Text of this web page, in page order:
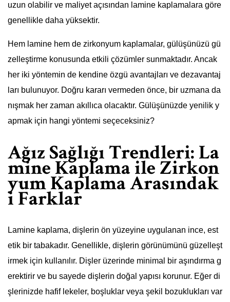
uzun olabilir ve maliyet açısından lamine kaplamalara göre
genellikle daha yüksektir.
Hem lamine hem de zirkonyum kaplamalar, gülüşünüzü gü
zelleştirme konusunda etkili çözümler sunmaktadır. Ancak
her iki yöntemin de kendine özgü avantajları ve dezavantaj
ları bulunuyor. Doğru kararı vermeden önce, bir uzmana da
nışmak her zaman akıllıca olacaktır. Gülüşünüzde yenilik y
apmak için hangi yöntemi seçeceksiniz?
Ağız Sağlığı Trendleri: La
mine Kaplama ile Zirkon
yum Kaplama Arasındak
i Farklar
Lamine kaplama, dişlerin ön yüzeyine uygulanan ince, est
etik bir tabakadır. Genellikle, dişlerin görünümünü güzelleşt
irmek için kullanılır. Dişler üzerinde minimal bir aşındırma g
erektirir ve bu sayede dişlerin doğal yapısı korunur. Eğer di
şlerinizde hafif lekeler, boşluklar veya şekil bozuklukları var